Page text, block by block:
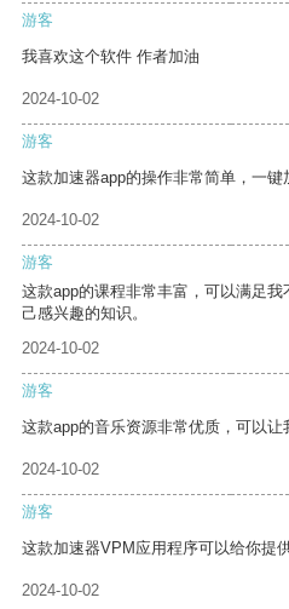
游客
我喜欢这个软件 作者加油
2024-10-02
游客
这款加速器app的操作非常简单，一键
2024-10-02
游客
这款app的课程非常丰富，可以满足
己感兴趣的知识。
2024-10-02
游客
这款app的音乐资源非常优质，可以让
2024-10-02
游客
这款加速器VPM应用程序可以给你提
2024-10-02